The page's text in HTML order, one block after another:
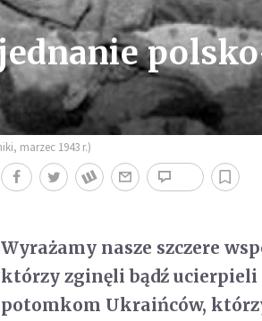
marzec 1943 r.)
Wyrażamy nasze szczere
którzy zginęli bądź
potomkom Ukraińców,